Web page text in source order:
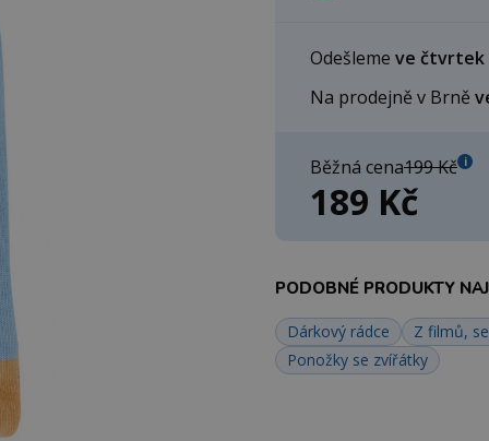
Odešleme ve čtvrtek
Na prodejně v Brně
189 Kč
Běžná cena199 Kč i
PODOBNÉ PRODUKTY
Dárkový rádce
Z filmů,
Ponožky se zvířátky